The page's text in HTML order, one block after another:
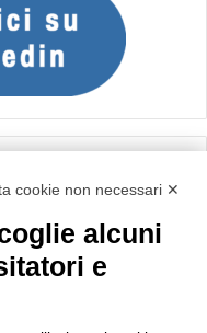
cookie non necessari ✕
alcuni
e